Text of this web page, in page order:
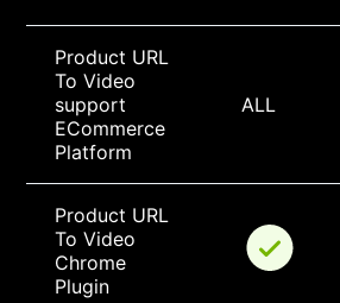
Product URL
To Video
support
ECommerce
Platform
ALL
Product URL
To Video
Chrome
Plugin